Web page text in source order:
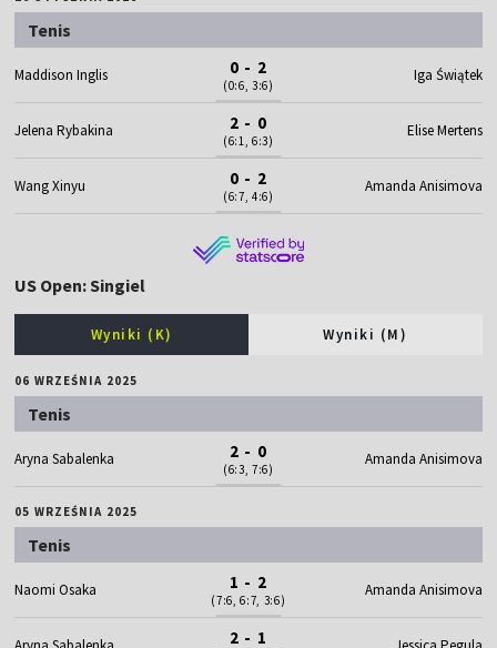
Tenis
Maddison Inglis 0 - 2
(0:6, 3:6)
Iga Świątek
Jelena Rybakina 2 - 0
(6:1, 6:3)
Elise Mertens
Wang Xinyu 0 - 2
(6:7, 4:6)
Amanda Anisimova
US Open: Singiel
Wyniki (K) Wyniki (M)
06 WRZEŚNIA 2025
Tenis
Aryna Sabalenka 2 - 0
(6:3, 7:6)
Amanda Anisimova
05 WRZEŚNIA 2025
Tenis
Naomi Osaka 1 - 2
(7:6, 6:7, 3:6)
Amanda Anisimova
2 - 1